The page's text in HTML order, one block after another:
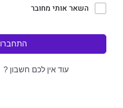
השאר אותי מחובר
התחברו
עוד אין לכם חשבון ?